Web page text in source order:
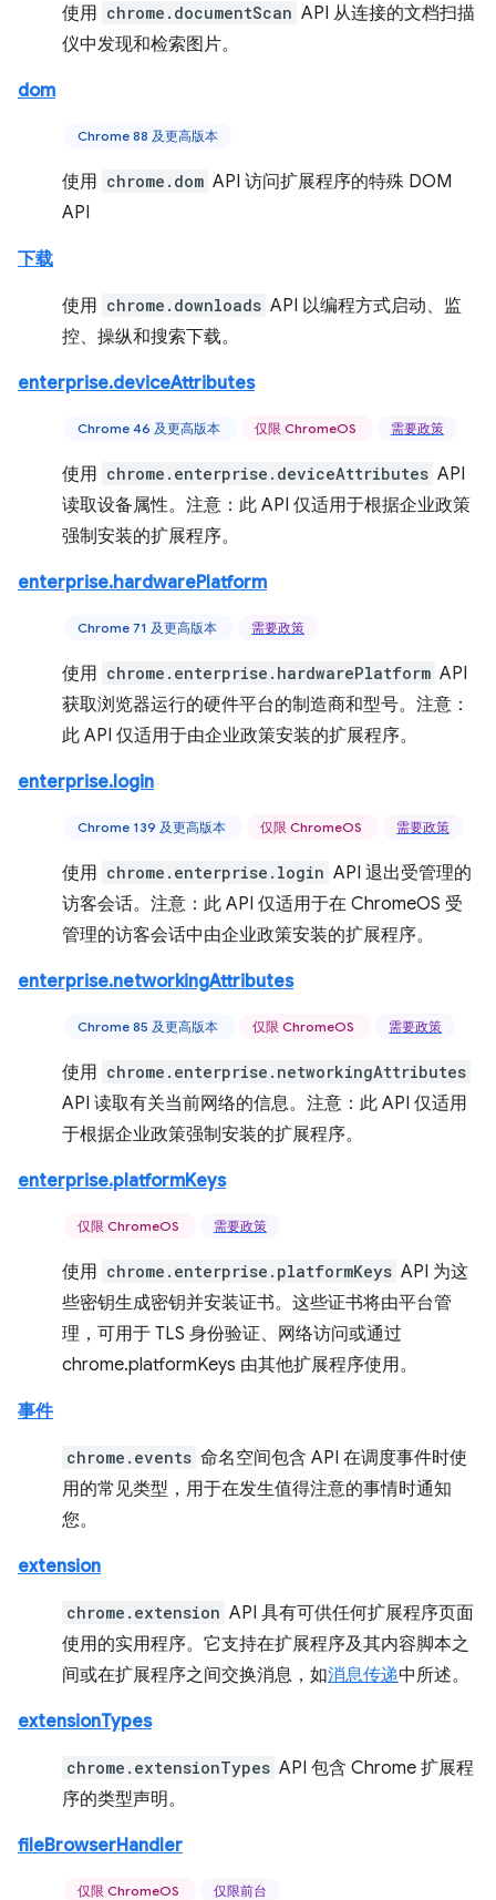
使用 chrome.documentScan API 从连接的文档扫描
仪中发现和检索图片。
dom
Chrome 88 及更高版本
使用 chrome.dom API 访问扩展程序的特殊 DOM
API
下载
使用 chrome.downloads API 以编程方式启动、监
控、操纵和搜索下载。
enterprise.deviceAttributes
Chrome 46 及更高版本 仅限 ChromeOS 需要政策
使用 chrome.enterprise.deviceAttributes API
读取设备属性。注意：此 API 仅适用于根据企业政策
强制安装的扩展程序。
enterprise.hardwarePlatform
Chrome 71 及更高版本 需要政策
使用 chrome.enterprise.hardwarePlatform API
获取浏览器运行的硬件平台的制造商和型号。注意：
此 API 仅适用于由企业政策安装的扩展程序。
enterprise.login
Chrome 139 及更高版本 仅限 ChromeOS 需要政策
使用 chrome.enterprise.login API 退出受管理的
访客会话。注意：此 API 仅适用于在 ChromeOS 受
管理的访客会话中由企业政策安装的扩展程序。
enterprise.networkingAttributes
Chrome 85 及更高版本 仅限 ChromeOS 需要政策
使用 chrome.enterprise.networkingAttributes
API 读取有关当前网络的信息。注意：此 API 仅适用
于根据企业政策强制安装的扩展程序。
enterprise.platformKeys
仅限 ChromeOS 需要政策
使用 chrome.enterprise.platformKeys API 为这
些密钥生成密钥并安装证书。这些证书将由平台管
理，可用于 TLS 身份验证、网络访问或通过
chrome.platformKeys 由其他扩展程序使用。
事件
chrome.events 命名空间包含 API 在调度事件时使
用的常见类型，用于在发生值得注意的事情时通知
您。
extension
chrome.extension API 具有可供任何扩展程序页面
使用的实用程序。它支持在扩展程序及其内容脚本之
间或在扩展程序之间交换消息，如消息传递中所述。
extensionTypes
chrome.extensionTypes API 包含 Chrome 扩展程
序的类型声明。
fileBrowserHandler
仅限 ChromeOS 仅限前台